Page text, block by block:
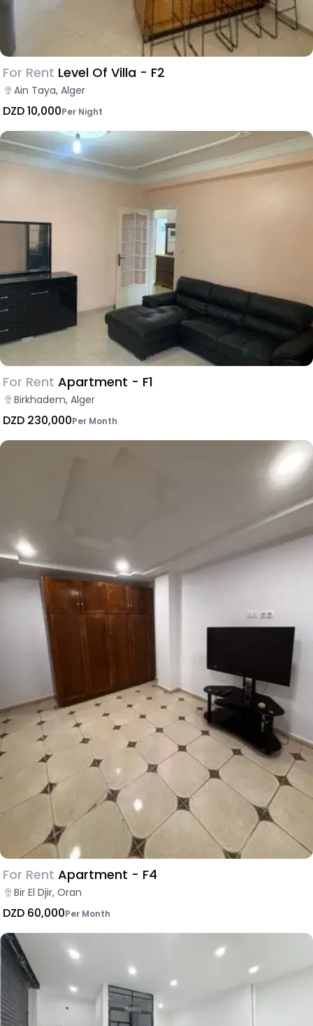
For Rent Level Of Villa - F2
Ain Taya, Alger
DZD 10,000Per Night
For Rent Apartment - F1
Birkhadem, Alger
DZD 230,000Per Month
For Rent Apartment - F4
Bir El Djir, Oran
DZD 60,000Per Month